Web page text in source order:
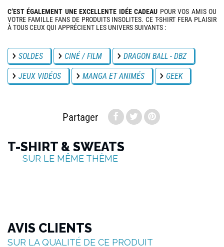
C’EST ÉGALEMENT UNE EXCELLENTE IDÉE CADEAU POUR VOS AMIS OU
VOTRE FAMILLE FANS DE PRODUITS INSOLITES. CE T-SHIRT FERA PLAISIR
À TOUS CEUX QUI APPRÉCIENT LES UNIVERS SUIVANTS :
SOLDES CINÉ / FILM DRAGON BALL - DBZ
JEUX VIDÉOS MANGA ET ANIMÉS GEEK
Partager
T-SHIRT & SWEATS
SUR LE MÊME THÈME
AVIS CLIENTS
SUR LA QUALITÉ DE CE PRODUIT